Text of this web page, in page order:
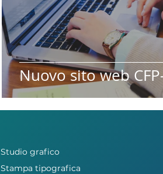
Nuovo sito web
Studio grafico
Stampa tipografica